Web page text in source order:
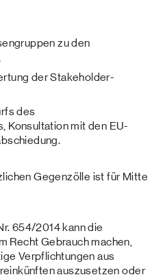
zu den
der Stakeholder-
des
Konsultation mit den EU-
Gegenzölle ist für Mitte
654/2014 kann die
Recht Gebrauch machen,
Verpflichtungen aus
auszusetzen oder